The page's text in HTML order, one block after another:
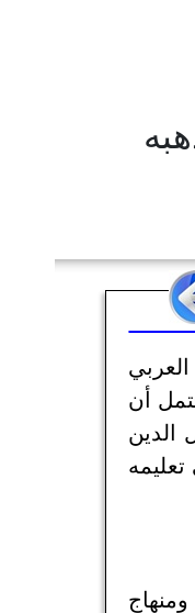
أن
كان عمر جلال الدين